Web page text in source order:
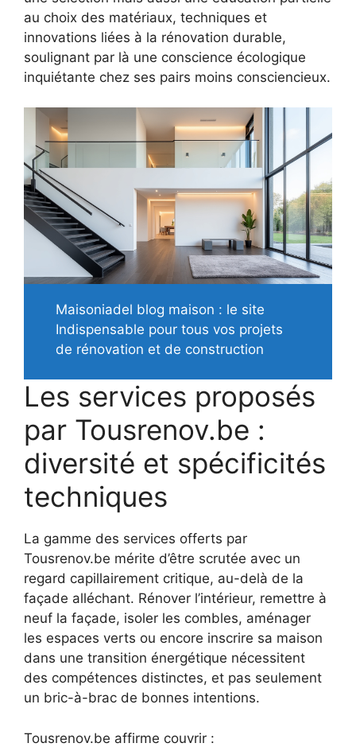
au choix des matériaux, techniques et
innovations liées à la rénovation durable,
soulignant par là une conscience écologique
inquiétante chez ses pairs moins consciencieux.
Maisoniadel blog maison : le site
Indispensable pour tous vos projets
de rénovation et de construction
Les services proposés
par Tousrenov.be :
diversité et spécificités
techniques
La gamme des services offerts par
Tousrenov.be mérite d’être scrutée avec un
regard capillairement critique, au-delà de la
façade alléchant. Rénover l’intérieur, remettre à
neuf la façade, isoler les combles, aménager
les espaces verts ou encore inscrire sa maison
dans une transition énergétique nécessitent
des compétences distinctes, et pas seulement
un bric-à-brac de bonnes intentions.
Tousrenov.be affirme couvrir :